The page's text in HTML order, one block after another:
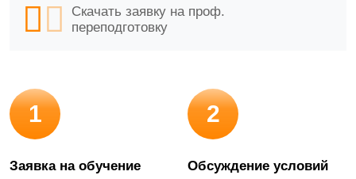
Скачать заявку на проф.
переподготовку
1
Заявка на обучение
2
Обсуждение условий